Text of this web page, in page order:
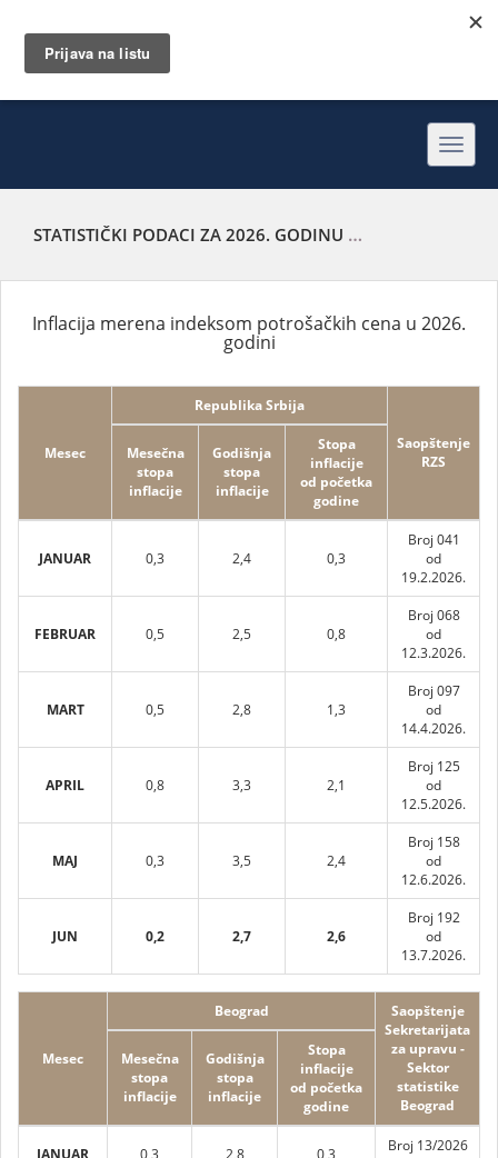
STATISTIČKI PODACI ZA 2026. GODINU
Inflacija merena indeksom potrošačkih cena u 2026.
godini
Mesec
Republika Srbija
Saopštenje
RZS
Mesečna
stopa
inflacije
Godišnja
stopa
inflacije
Stopa
inflacije
od početka
godine
JANUAR 0,3 2,4 0,3
Broj 041
od
19.2.2026.
FEBRUAR 0,5 2,5 0,8
Broj 068
od
12.3.2026.
MART 0,5 2,8 1,3
Broj 097
od
14.4.2026.
APRIL 0,8 3,3 2,1
Broj 125
od
12.5.2026.
MAJ 0,3 3,5 2,4
Broj 158
od
12.6.2026.
JUN 0,2 2,7 2,6
Broj 192
od
13.7.2026.
Mesec
Beograd
Saopštenje
Sekretarijata
za upravu -
Sektor
statistike
Beograd
Mesečna
stopa
inflacije
Godišnja
stopa
inflacije
Stopa
inflacije
od početka
godine
JANUAR 0,3 2,8 0,3
Broj 13/2026